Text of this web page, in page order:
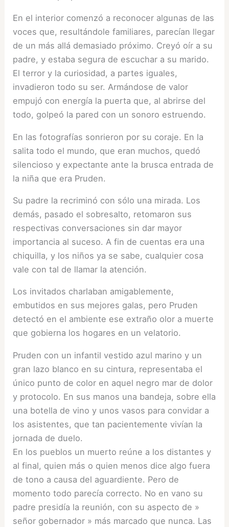
En el interior comenzó a reconocer algunas de las
voces que, resultándole familiares, parecían llegar
de un más allá demasiado próximo. Creyó oír a su
padre, y estaba segura de escuchar a su marido.
El terror y la curiosidad, a partes iguales,
invadieron todo su ser. Armándose de valor
empujó con energía la puerta que, al abrirse del
todo, golpeó la pared con un sonoro estruendo.
En las fotografías sonrieron por su coraje. En la
salita todo el mundo, que eran muchos, quedó
silencioso y expectante ante la brusca entrada de
la niña que era Pruden.
Su padre la recriminó con sólo una mirada. Los
demás, pasado el sobresalto, retomaron sus
respectivas conversaciones sin dar mayor
importancia al suceso. A fin de cuentas era una
chiquilla, y los niños ya se sabe, cualquier cosa
vale con tal de llamar la atención.
Los invitados charlaban amigablemente,
embutidos en sus mejores galas, pero Pruden
detectó en el ambiente ese extraño olor a muerte
que gobierna los hogares en un velatorio.
Pruden con un infantil vestido azul marino y un
gran lazo blanco en su cintura, representaba el
único punto de color en aquel negro mar de dolor
y protocolo. En sus manos una bandeja, sobre ella
una botella de vino y unos vasos para convidar a
los asistentes, que tan pacientemente vivían la
jornada de duelo.
En los pueblos un muerto reúne a los distantes y
al final, quien más o quien menos dice algo fuera
de tono a causa del aguardiente. Pero de
momento todo parecía correcto. No en vano su
padre presidía la reunión, con su aspecto de »
señor gobernador » más marcado que nunca. Las